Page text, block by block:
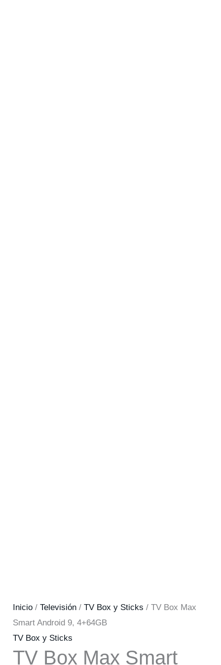
Inicio /Televisión /TV Box y Sticks / TV Box Max
Smart Android 9, 4+64GB
TV Box y Sticks
TV Box Max Smart